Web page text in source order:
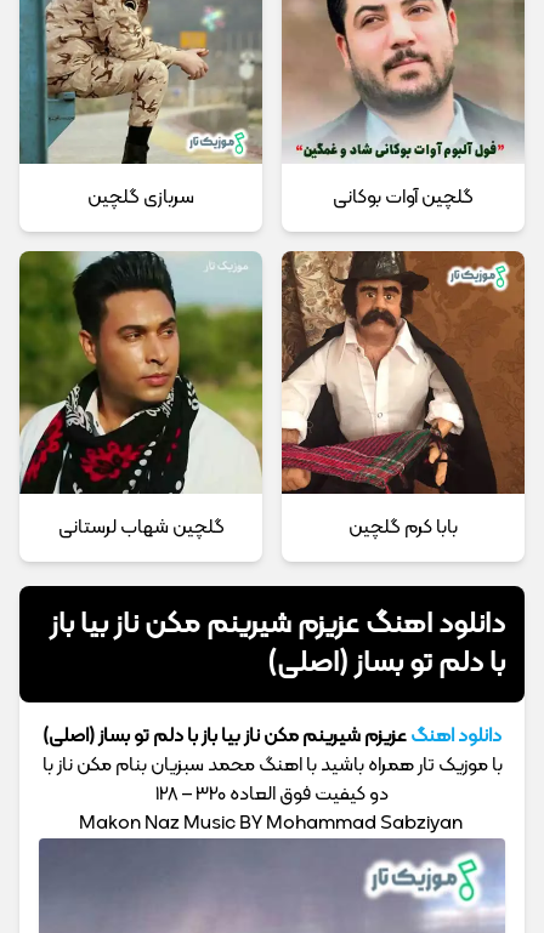
گلچین آوات بوکانی سربازی گلچین
بابا کرم گلچین گلچین شهاب لرستانی
دانلود اهنگ عزیزم شیرینم مکن ناز بیا باز
با دلم تو بساز (اصلی)
دانلود اهنگعزیزم شیرینم مکن ناز بیا باز با دلم تو بساز (اصلی)
با موزیک تار همراه باشید با اهنگ محمد سبزیان بنام مکن ناز با
دو کیفیت فوق العاده 320 – 128
Makon Naz Music BY Mohammad Sabziyan